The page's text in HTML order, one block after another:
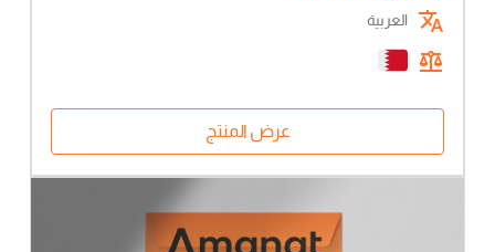
لا توجد منتجات في سلة
المشتريات.
العربية
عرض المنتج